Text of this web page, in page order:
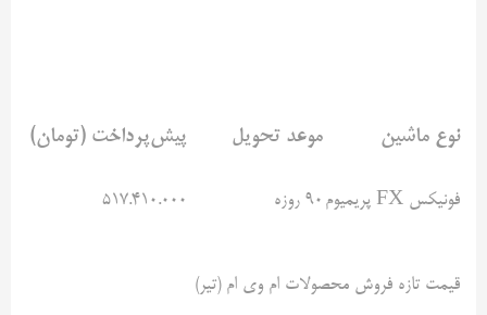
نوع ماشین موعد تحویل پیش‌پرداخت (تومان)
فونیکس FX پریمیوم ۹۰ روزه ۵۱۷.۴۱۰.۰۰۰
قیمت تازه فروش محصولات ام وی ام (تیر)